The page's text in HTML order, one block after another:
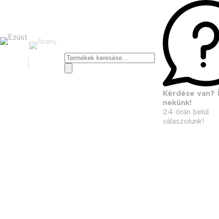
Keresés
a
következőre:
Kérdése van?
nekünk!
24 órán belül
válaszolunk!